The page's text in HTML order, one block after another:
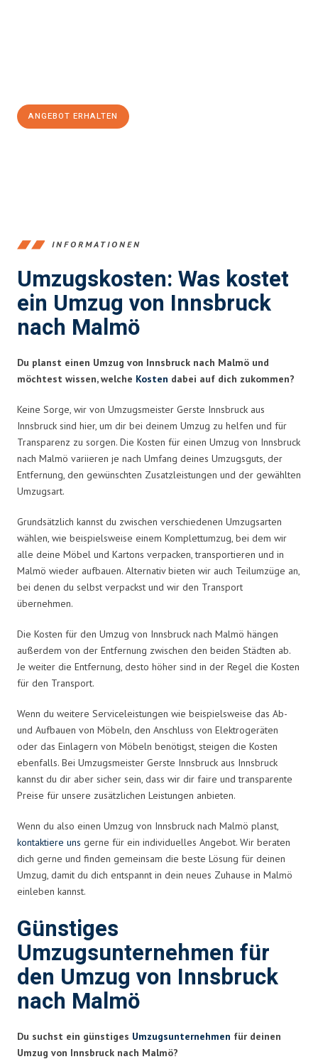
ANGEBOT ERHALTEN
INFORMATIONEN
Umzugskosten: Was kostet
ein Umzug von Innsbruck
nach Malmö
Du planst einen Umzug von Innsbruck nach Malmö und
möchtest wissen, welche Kosten dabei auf dich zukommen?
Keine Sorge, wir von Umzugsmeister Gerste Innsbruck aus
Innsbruck sind hier, um dir bei deinem Umzug zu helfen und für
Transparenz zu sorgen. Die Kosten für einen Umzug von Innsbruck
nach Malmö variieren je nach Umfang deines Umzugsguts, der
Entfernung, den gewünschten Zusatzleistungen und der gewählten
Umzugsart.
Grundsätzlich kannst du zwischen verschiedenen Umzugsarten
wählen, wie beispielsweise einem Komplettumzug, bei dem wir
alle deine Möbel und Kartons verpacken, transportieren und in
Malmö wieder aufbauen. Alternativ bieten wir auch Teilumzüge an,
bei denen du selbst verpackst und wir den Transport
übernehmen.
Die Kosten für den Umzug von Innsbruck nach Malmö hängen
außerdem von der Entfernung zwischen den beiden Städten ab.
Je weiter die Entfernung, desto höher sind in der Regel die Kosten
für den Transport.
Wenn du weitere Serviceleistungen wie beispielsweise das Ab-
und Aufbauen von Möbeln, den Anschluss von Elektrogeräten
oder das Einlagern von Möbeln benötigst, steigen die Kosten
ebenfalls. Bei Umzugsmeister Gerste Innsbruck aus Innsbruck
kannst du dir aber sicher sein, dass wir dir faire und transparente
Preise für unsere zusätzlichen Leistungen anbieten.
Wenn du also einen Umzug von Innsbruck nach Malmö planst,
kontaktiere uns gerne für ein individuelles Angebot. Wir beraten
dich gerne und finden gemeinsam die beste Lösung für deinen
Umzug, damit du dich entspannt in dein neues Zuhause in Malmö
einleben kannst.
Günstiges
Umzugsunternehmen für
den Umzug von Innsbruck
nach Malmö
Du suchst ein günstiges Umzugsunternehmen für deinen
Umzug von Innsbruck nach Malmö?